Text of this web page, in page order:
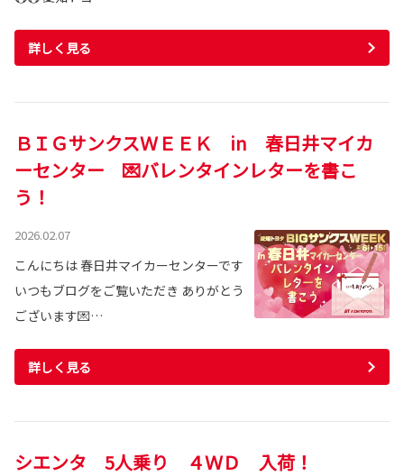
詳しく見る
ＢＩＧサンクスＷＥＥＫ in 春日井マイカ
ーセンター 💌バレンタインレターを書こ
う！
2026.02.07
こんにちは 春日井マイカーセンターです
いつもブログをご覧いただき ありがとう
ございます💌…
詳しく見る
シエンタ 5人乗り ４ＷＤ 入荷！